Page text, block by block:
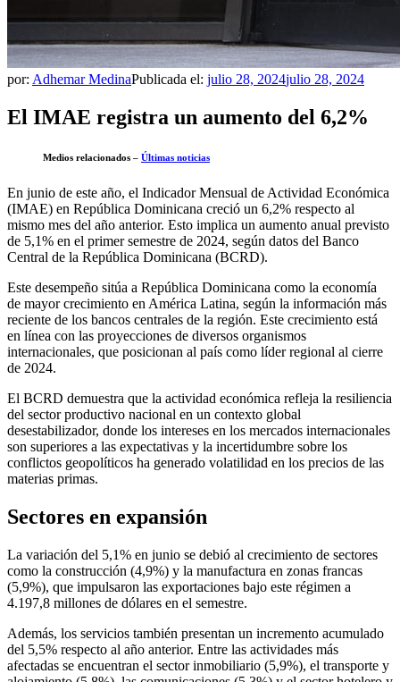
por: Adhemar MedinaPublicada el: julio 28, 2024julio 28, 2024
El IMAE registra un aumento del 6,2%
Medios relacionados – Últimas noticias
En junio de este año, el Indicador Mensual de Actividad Económica
(IMAE) en República Dominicana creció un 6,2% respecto al
mismo mes del año anterior. Esto implica un aumento anual previsto
de 5,1% en el primer semestre de 2024, según datos del Banco
Central de la República Dominicana (BCRD).
Este desempeño sitúa a República Dominicana como la economía
de mayor crecimiento en América Latina, según la información más
reciente de los bancos centrales de la región. Este crecimiento está
en línea con las proyecciones de diversos organismos
internacionales, que posicionan al país como líder regional al cierre
de 2024.
El BCRD demuestra que la actividad económica refleja la resiliencia
del sector productivo nacional en un contexto global
desestabilizador, donde los intereses en los mercados internacionales
son superiores a las expectativas y la incertidumbre sobre los
conflictos geopolíticos ha generado volatilidad en los precios de las
materias primas.
Sectores en expansión
La variación del 5,1% en junio se debió al crecimiento de sectores
como la construcción (4,9%) y la manufactura en zonas francas
(5,9%), que impulsaron las exportaciones bajo este régimen a
4.197,8 millones de dólares en el semestre.
Además, los servicios también presentan un incremento acumulado
del 5,5% respecto al año anterior. Entre las actividades más
afectadas se encuentran el sector inmobiliario (5,9%), el transporte y